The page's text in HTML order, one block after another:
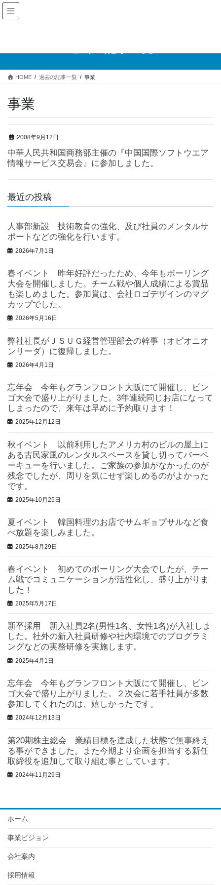
HOME 過去の記事一覧 事業
事業
2008年9月12日
中華人民共和国商務部主催の『中国国際ソフトウエア
情報サービス交易会』に参加しました。
最近の投稿
人事部新設 技術教育の強化、及び社員のメンタルサ
ポートなどの強化を行います。
2026年7月1日
春イベント 昨年好評だったため、今年もボーリング
大会を開催しました。チーム戦や個人成績による賞品
も楽しめました。参加賞は、会社ロゴデザインのマグ
カップでした。
2026年5月16日
弊社社長がＪＳＵＧ経営管理部会の幹事（オピオニオ
ンリーダ）に復帰しました。
2026年4月1日
忘年会 今年もグランフロント大阪にて開催し、ビン
ゴ大会で盛り上がりました。3年連続同じお店になって
しまったので、来年は早めに予約取ります！
2025年12月12日
秋イベント 以前利用したアメリカ村のビルの屋上に
ある古民家風のレンタルスペースを貸し切ってバーベ
ーキューを行いました。ご家族の参加がなかったのが
残念でしたが、周りを気にせず楽しめるのがよかった
です。
2025年10月25日
夏イベント 韓国料理のお店でサムギョプサルなど食
べ放題を楽しみました。
2025年8月29日
春イベント 初めてのボーリング大会でしたが、チー
ム戦でコミュニケーションが活性化し、盛り上がりま
した！
2025年5月17日
新卒採用 新入社員2名(男性1名、女性1名)が入社しま
した。社外の新入社員研修や社内環境でのプログラミ
ングなどの実務研修を実施します。
2025年4月1日
忘年会 今年もグランフロント大阪にて開催し、ビン
ゴ大会で盛り上がりました。２次会に若手社員が多数
参加してくれたのは、嬉しかったです。
2024年12月13日
第20期株主総会 業績目標を達成した状態で無事終え
る事ができました。また今期より企画を担当する新任
取締役を追加して取り組む事としています。
2024年11月29日
ホーム
事業ビジョン
会社案内
採用情報